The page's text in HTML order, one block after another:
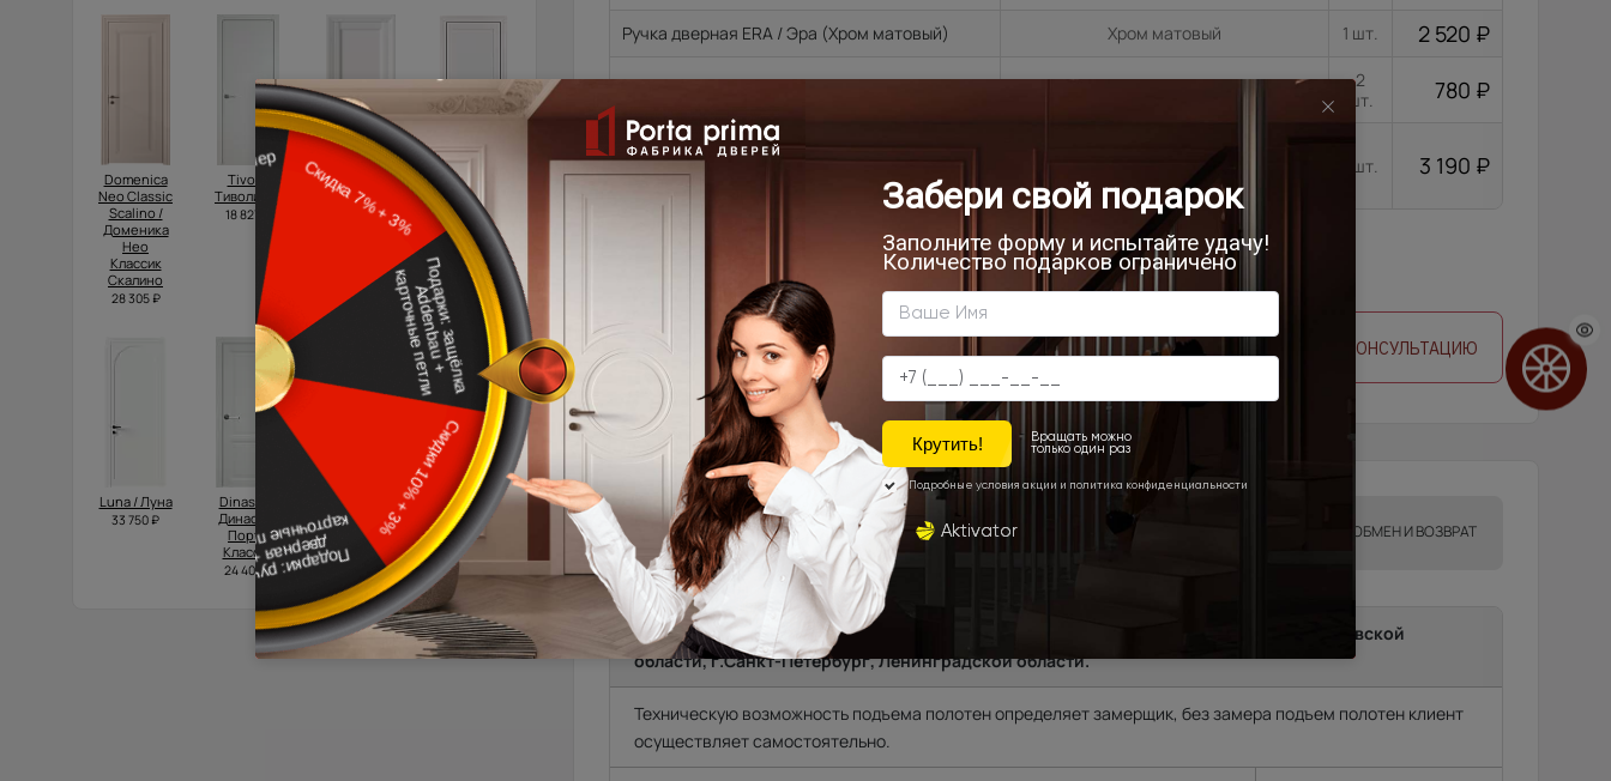
Domenica
Neo Classic
Scalino /
Доменика
Нео
Классик
Скалино
28 305 ₽
Tivoli /
Тиволи А-1
18 827 ₽
Domenica
Neo Classic
Decoro /
Доменика
Декоро
20 315 ₽
Tivoli /
Тиволи З-1
34 500 ₽
Luna / Луна
33 750 ₽
Dinastia /
Династия
Порта
Классик
24 400 ₽
Domenica /
Доменика
Порта
Классик
39 500 ₽
Tivoli /
Тиволи А-1
17 935 ₽
Ручка дверная ERA / Эра (Хром матовый) Хром матовый 1 шт. 2 520 ₽
2
шт.
780 ₽
Защелка с пластиковым язычком, магнитная
AGB, LM CL BL, черный. В комплекте с
1 шт. 3 190 ₽
51 500₽
В КОРЗИНУ ВЫЗВАТЬ ЗАМЕРЩИКА ЗАПРОСИТЬ КОНСУЛЬТАЦИЮ
ДОСТАВКА УСТАНОВКА ОБМЕН И ВОЗВРАТ
Доставка продукции со склада Компании Porta prima до подъезда в г.Москва, Московской
области, г.Санкт-Петербург, Ленинградской области.
Техническую возможность подъема полотен определяет замерщик, без замера подъем полотен клиент
осуществляет самостоятельно.